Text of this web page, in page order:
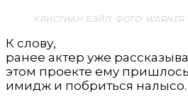
КРИСТИАН БЭЙЛ. ФОТО: WARNER
К слову,
ранее актер уже
этом проекте ему
имидж и побриться налысо.